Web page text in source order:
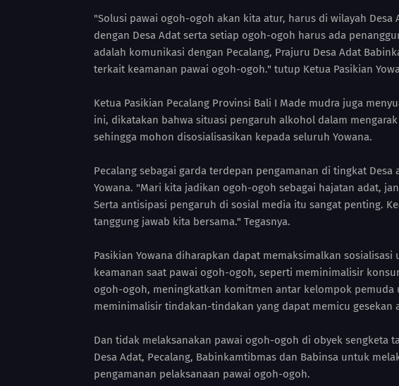
"Solusi pawai ogoh-ogoh akan kita atur, harus di wilayah Desa
dengan Desa Adat serta setiap ogoh-ogoh harus ada
adalah komunikasi dengan Pecalang, Prajuru Desa Adat
terkait keamanan pawai ogoh-ogoh." tutup Ketua Pasikian
Ketua Pasikian Pecalang Provinsi Bali I Made mudra juga
ini, dikatakan bahwa situasi pengaruh alkohol dalam
sehingga mohon disosialisasikan kepada seluruh Yowana.
Pecalang sebagai garda terdepan pengamanan di tingkat
Yowana. "Mari kita jadikan ogoh-ogoh sebagai hajatan adat,
Serta antisipasi pengaruh di sosial media itu sangat penting.
tanggung jawab kita bersama." Tegasnya.
Pasikian Yowana diharapkan dapat memaksimalkan
keamanan saat pawai ogoh-ogoh, seperti meminimalisir
ogoh-ogoh, meningkatkan komitmen antar kelompok pemuda
meminimalisir tindakan-tindakan yang dapat memicu gesekan
Dan tidak melaksanakan pawai ogoh-ogoh di obyek sengketa
Desa Adat, Pecalang, Babinkamtibmas dan Babinsa untuk
pengamanan pelaksanaan pawai ogoh-ogoh.